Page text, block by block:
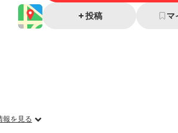
報を見る
投稿 マ